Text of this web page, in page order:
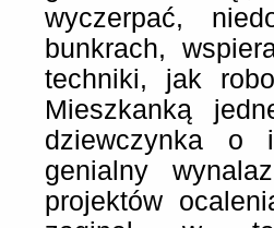
wyczerpać,
bunkrach,
techniki, jak
Mieszkanką
dziewczynka o
genialny
projektów